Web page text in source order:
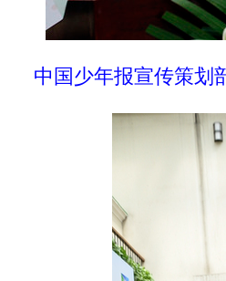
中国少年报宣传策划